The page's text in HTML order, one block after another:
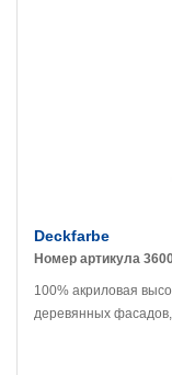
Deckfarbe
Номер артикула
100% акриловая
деревянных фасадов,